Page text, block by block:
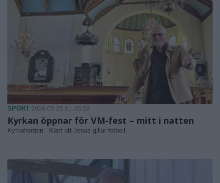
SPORT 2026-05-25 KL. 05:58
Kyrkan öppnar för VM-fest – mitt i natten
Kyrkoherden: ”Klart att Jesus gillar fotboll”.